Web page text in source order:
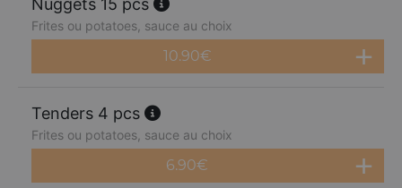
Nuggets 15 pcs
Frites ou potatoes, sauce au choix
10.90€
Tenders 4 pcs
Frites ou potatoes, sauce au choix
6.90€